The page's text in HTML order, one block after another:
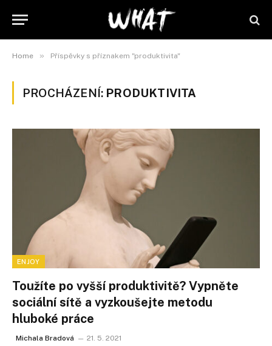
Home » Příspěvky s příznakem "produktivita"
PROCHÁZENÍ: PRODUKTIVITA
ENJOY
Toužíte po vyšší produktivitě? Vypněte
sociální sítě a vyzkoušejte metodu
hluboké práce
Michala Bradová 21. 5. 2021